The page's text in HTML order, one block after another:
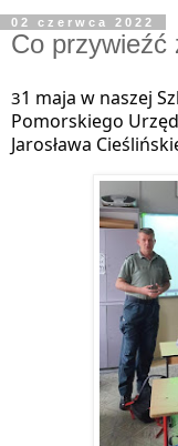
02 czerwca 2022
Co przywieźć
31 maja w naszej
Pomorskiego
Jarosława